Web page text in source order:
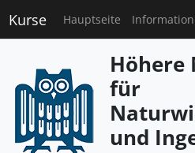
Kurse Hauptseite
für
und